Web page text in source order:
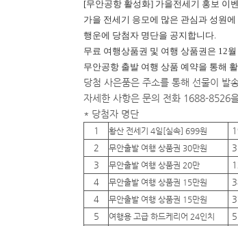
[무안공항 활성화] 가을전세기 홍보 이
가을 전세기 응모에 많은 관심과 성원
행운에 당첨자 명단을 공지합니다.
무료 여행상품권 및 여행 상품권은 12
무안공항 출발 여행 상품 예약을 통해
당첨 사은품은 주소를 통해 선물이 발
자세한 사항은 문의 전화 1688-8526
* 당첨자 명단
1 황산 전세기 4일[실속] 699원
2
무안출발 여행 상품권 30만원
3
무안출발 여행 상품권 20만
4
무안출발 여행 상품권 15만원
4
무안출발 여행 상품권 15만원
5
여행용 고급 하드케리어 24인치